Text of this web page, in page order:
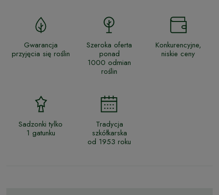
Gwarancja
przyjęcia się roślin
Szeroka oferta
ponad
1000 odmian
roślin
Konkurencyjne,
niskie ceny
Sadzonki tylko
1 gatunku
Tradycja
szkółkarska
od 1953 roku